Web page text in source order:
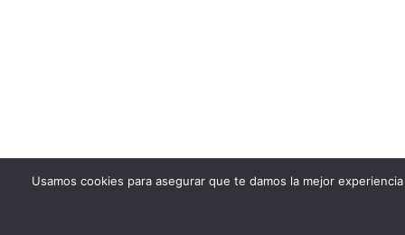
Usamos cookies para asegurar que te damos la mejor